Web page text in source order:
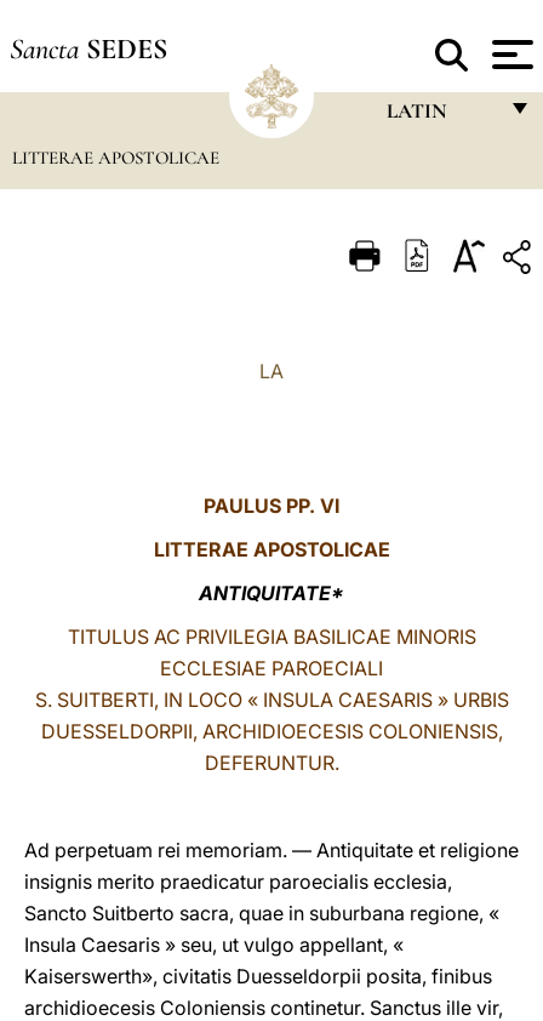
Sancta SEDES
LATIN
ITALIANO
中文
LITTERAE APOSTOLICAE
LA
PAULUS PP. VI
LITTERAE APOSTOLICAE
ANTIQUITATE*
TITULUS AC PRIVILEGIA BASILICAE MINORIS
ECCLESIAE PAROECIALI
S. SUITBERTI, IN LOCO « INSULA CAESARIS » URBIS
DUESSELDORPII, ARCHIDIOECESIS COLONIENSIS,
DEFERUNTUR.
Ad perpetuam rei memoriam. — Antiquitate et religione
insignis merito praedicatur paroecialis ecclesia,
Sancto Suitberto sacra, quae in suburbana regione, «
Insula Caesaris » seu, ut vulgo appellant, «
Kaiserswerth», civitatis Duesseldorpii posita, finibus
archidioecesis Coloniensis continetur. Sanctus ille vir,